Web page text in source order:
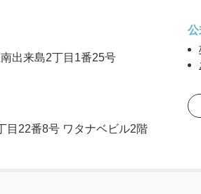
出来島2丁目1番25号
目22番8号 ワタナベビル2階
公